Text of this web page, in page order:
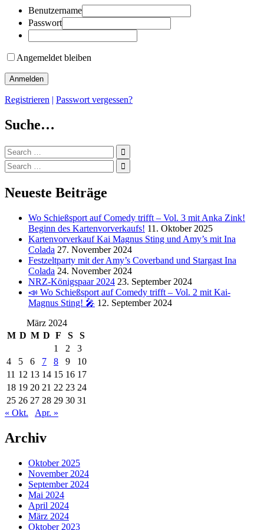
Benutzername
Passwort
Angemeldet bleiben
Registrieren | Passwort vergessen?
Suche…
Search
for:
Search
for:
Neueste Beiträge
Wo Schießsport auf Comedy trifft – Vol. 3 mit Anka Zink!
Beginn des Kartenvorverkaufs! 11. Oktober 2025
Kartenvorverkauf Kai Magnus Sting und Amy’s mit Ina
Colada 27. November 2024
Festzeltparty mit der Amy’s Coverband und Stargast Ina
Colada 24. November 2024
NRZ-Königspaar 2024 23. September 2024
📣 Wo Schießsport auf Comedy trifft – Vol. 2 mit Kai-
Magnus Sting! 🎤 12. September 2024
März 2024
M D M D F S
S
1
2
3
4
5 6 7 8 9
10
11 12 13 14 15 16 17
18 19 20 21 22 23 24
25 26 27 28 29 30 31
« Okt.
Apr. »
Archiv
Oktober 2025
November 2024
September 2024
Mai 2024
April 2024
März 2024
Oktober 2023